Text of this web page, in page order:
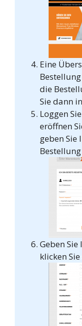
Eine
die
Sie dann
Loggen
eröffnen
geben Sie
Geben
klicken